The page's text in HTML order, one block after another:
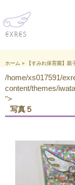
ホーム » 【すみれ保育園】親
/home/xs017591/
content/themes/
">
写真５